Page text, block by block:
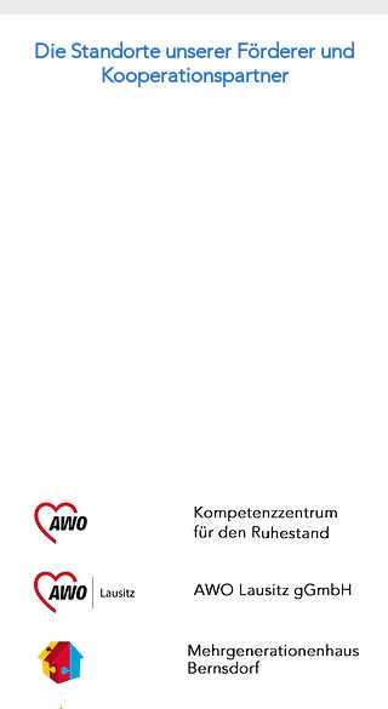
Die Standorte unserer Förderer und
Kooperationspartner